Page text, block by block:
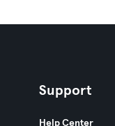
Support
Help Center